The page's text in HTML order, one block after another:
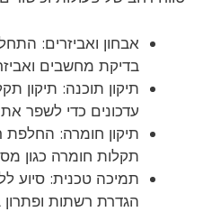
אבחון ואביזרים:
בדיקת מחשבים
תיקון תוכנה: תיקון
עדכונים כדי לשפר
תיקון חומרה: החלפת
תקלות חומרה כגון
תמיכה טכנית: סיוע
הגדרת רשתות ופתרון